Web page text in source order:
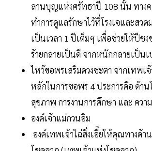
ลานบุญแห่งศรัทธาปี 108 นั้น ทาง
ทำการดูแลรักษาไว้ที่โรงเจและสว
เป็นเวลา 1 ปีเต็มๆ เพื่อช่วยให้ปีชง
ร้ายกลายเป็นดี จากหนักกลายเป็นเ
ไหว้ขอพรเสริมดวงชะตา จากเทพเ
หลักในการขอพร 4 ประการคือ ด้า
สุขภาพ การงานการศึกษา และ ควา
องค์เจ้าแม่กวนอิม
องค์เทพเจ้าไฉ่สิ่งเอี้ยให้คุณทางด้า